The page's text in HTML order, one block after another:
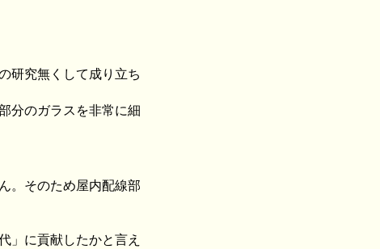
研究無くして成り立ち
分のガラスを非常に細
。そのため屋内配線部
」に貢献したかと言え